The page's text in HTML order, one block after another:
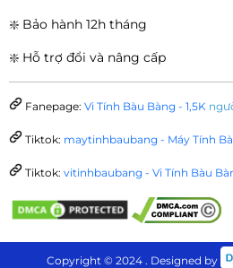
❇️ Bảo hành 12h tháng
❇️ Hỗ trợ đổi và nâng cấp
Fanepage: Vi Tính Bàu Bàng - 1,5K
Tiktok: maytinhbaubang - Máy Tính
Tiktok: vitinhbaubang - Vi Tính Bàu
Copyright © 2024 . Designed by